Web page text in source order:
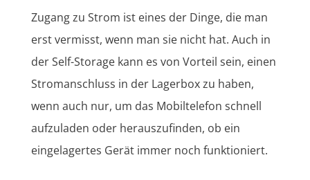
Zugang zu Strom ist eines der Dinge, die man
erst vermisst, wenn man sie nicht hat. Auch in
der Self-Storage kann es von Vorteil sein, einen
Stromanschluss in der Lagerbox zu haben,
wenn auch nur, um das Mobiltelefon schnell
aufzuladen oder herauszufinden, ob ein
eingelagertes Gerät immer noch funktioniert.